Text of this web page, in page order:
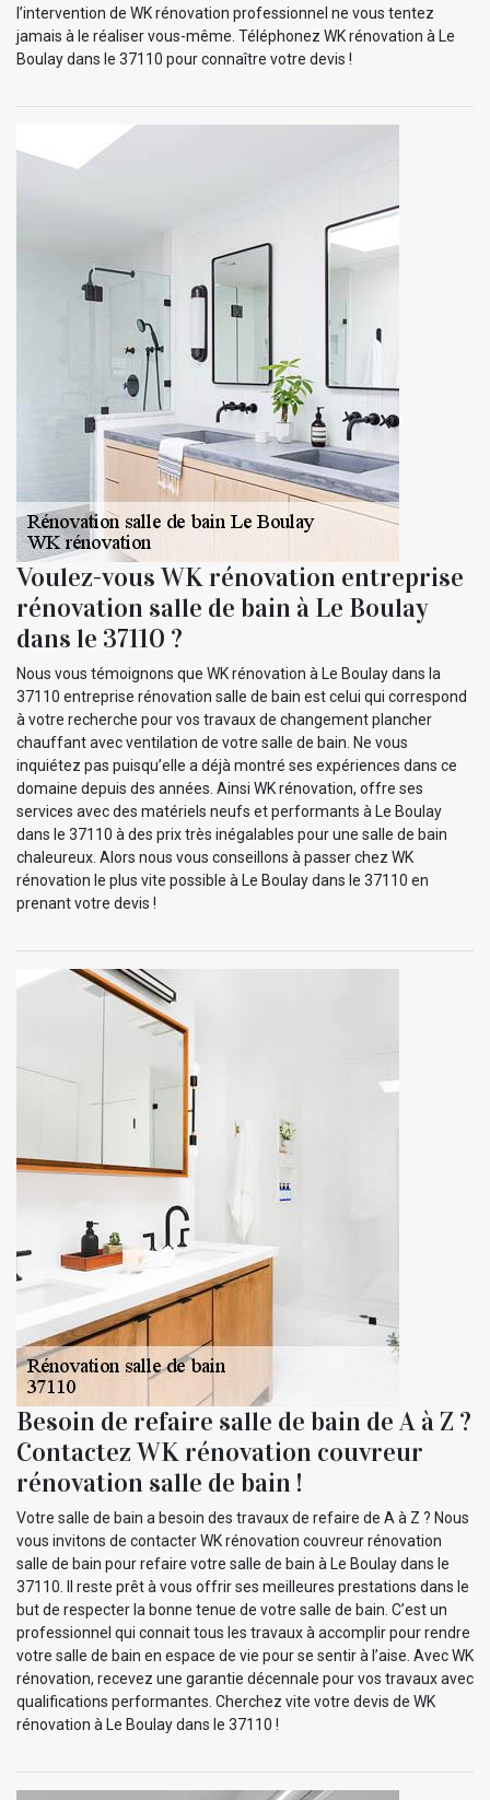
l’intervention de WK rénovation professionnel ne vous tentez
jamais à le réaliser vous-même. Téléphonez WK rénovation à Le
Boulay dans le 37110 pour connaître votre devis !
Voulez-vous WK rénovation entreprise
rénovation salle de bain à Le Boulay
dans le 37110 ?
Nous vous témoignons que WK rénovation à Le Boulay dans la
37110 entreprise rénovation salle de bain est celui qui correspond
à votre recherche pour vos travaux de changement plancher
chauffant avec ventilation de votre salle de bain. Ne vous
inquiétez pas puisqu’elle a déjà montré ses expériences dans ce
domaine depuis des années. Ainsi WK rénovation, offre ses
services avec des matériels neufs et performants à Le Boulay
dans le 37110 à des prix très inégalables pour une salle de bain
chaleureux. Alors nous vous conseillons à passer chez WK
rénovation le plus vite possible à Le Boulay dans le 37110 en
prenant votre devis !
Besoin de refaire salle de bain de A à Z ?
Contactez WK rénovation couvreur
rénovation salle de bain !
Votre salle de bain a besoin des travaux de refaire de A à Z ? Nous
vous invitons de contacter WK rénovation couvreur rénovation
salle de bain pour refaire votre salle de bain à Le Boulay dans le
37110. Il reste prêt à vous offrir ses meilleures prestations dans le
but de respecter la bonne tenue de votre salle de bain. C’est un
professionnel qui connait tous les travaux à accomplir pour rendre
votre salle de bain en espace de vie pour se sentir à l’aise. Avec WK
rénovation, recevez une garantie décennale pour vos travaux avec
qualifications performantes. Cherchez vite votre devis de WK
rénovation à Le Boulay dans le 37110 !